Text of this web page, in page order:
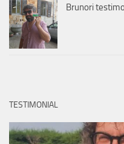
Brunori
TESTIMONIAL